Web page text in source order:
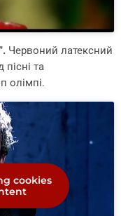
Червоний латексний
та
олімпі.
cookies